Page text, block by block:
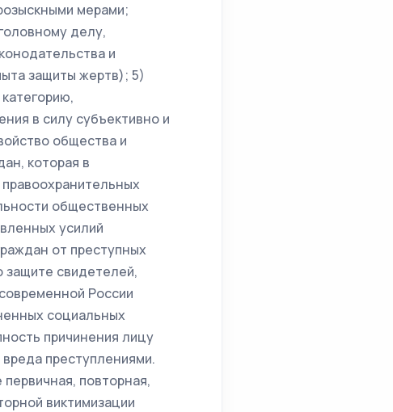
мерами;
делу,
и
защиты жертв); 5)
в силу субъективно и
общества и
которая в
общественных
усилий
от преступных
защите свидетелей,
России
социальных
причинения лицу
преступлениями.
повторная,
виктимизации